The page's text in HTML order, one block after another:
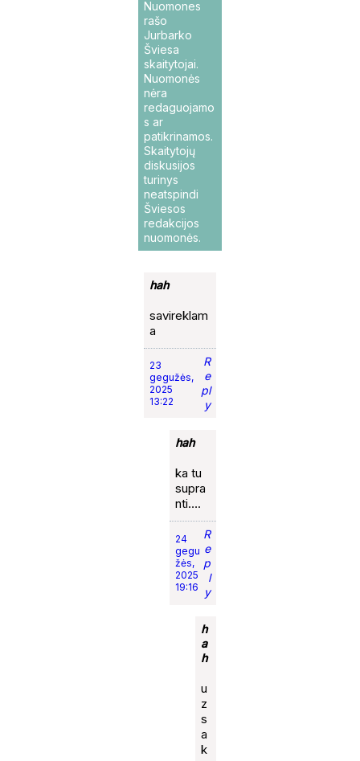
Nuomones
rašo
Jurbarko
Šviesa
skaitytojai.
Nuomonės
nėra
redaguojamo
s ar
patikrinamos.
Skaitytojų
diskusijos
turinys
neatspindi
Šviesos
redakcijos
nuomonės.
hah
savireklam
a
23
gegužės,
2025
13:22
R
e
pl
y
hah
ka tu
supra
nti….
24
gegu
žės,
2025
19:16
R
e
p
l
y
h
a
h
u
z
s
a
k